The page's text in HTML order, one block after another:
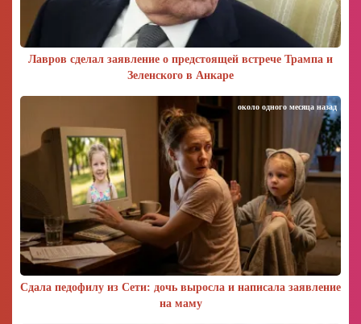
Лавров сделал заявление о предстоящей встрече Трампа и
Зеленского в Анкаре
Сдала педофилу из Сети: дочь выросла и написала заявление
на маму
около одного месяца назад